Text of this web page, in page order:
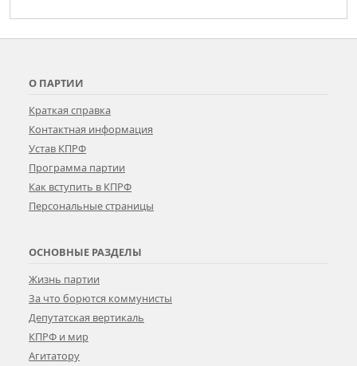
О ПАРТИИ
Краткая справка
Контактная информация
Устав КПРФ
Программа партии
Как вступить в КПРФ
Персональные страницы
ОСНОВНЫЕ РАЗДЕЛЫ
Жизнь партии
За что борются коммунисты
Депутатская вертикаль
КПРФ и мир
Агитатору